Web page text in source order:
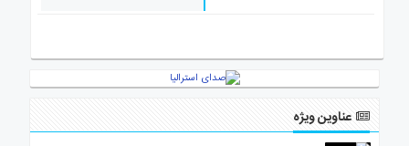
عناوین ویژه